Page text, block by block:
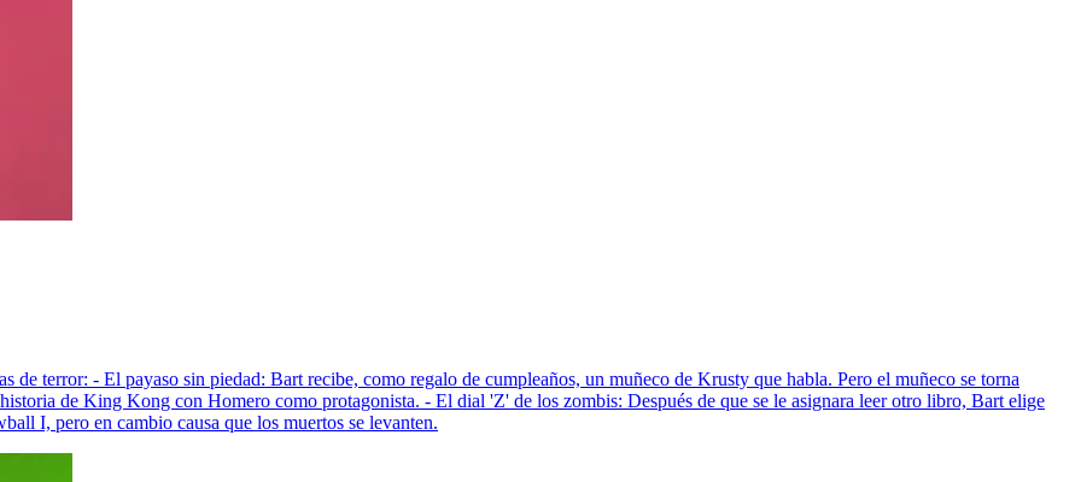
de terror: - El payaso sin piedad: Bart recibe, como regalo de cumpleaños, un muñeco de Krusty que habla. Pero el muñeco se torna
de King Kong con Homero como protagonista. - El dial 'Z' de los zombis: Después de que se le asignara leer otro libro, Bart elige
I, pero en cambio causa que los muertos se levanten.